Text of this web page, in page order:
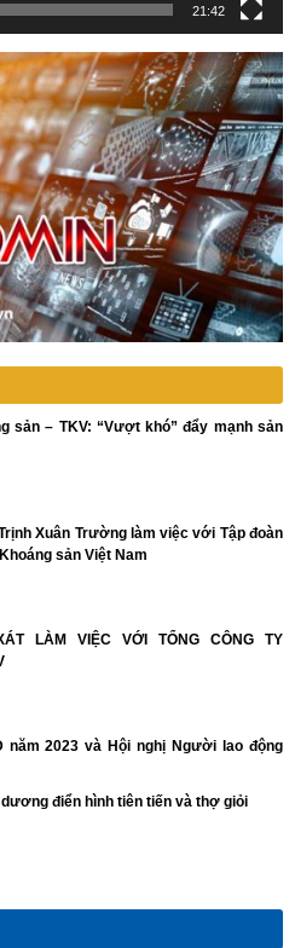
21:42
sản – TKV: “Vượt khó” đẩy mạnh sản
Xuân Trường làm việc với Tập đoàn
sản Việt Nam
LÀM VIỆC VỚI TỔNG CÔNG TY
năm 2023 và Hội nghị Người lao động
điển hình tiên tiến và thợ giỏi